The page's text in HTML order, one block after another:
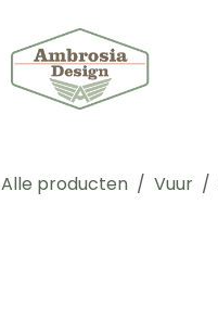
Alle producten Vuur